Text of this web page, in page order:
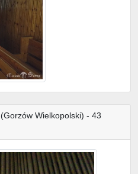
Wielkopolski) - 43